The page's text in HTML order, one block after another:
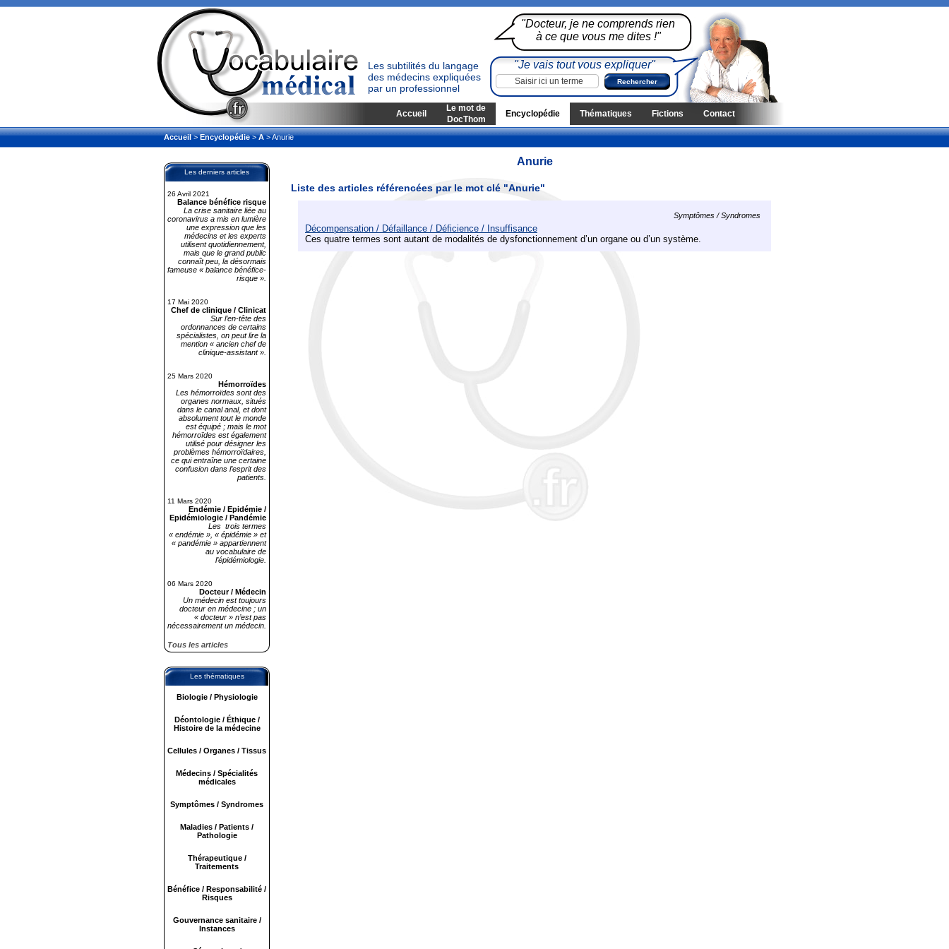
Les subtilités du langage
des médecins expliquées
par un professionnel
"Docteur, je ne comprends rien
à ce que vous me dites !"
"Je vais tout vous expliquer"
Accueil
Le mot de
DocThom
Encyclopédie Thématiques Fictions Contact
Accueil>Encyclopédie>A> Anurie
Les derniers articles
26 Avril 2021
Balance bénéfice risque
La crise sanitaire liée au
coronavirus a mis en lumière
une expression que les
médecins et les experts
utilisent quotidiennement,
mais que le grand public
connaît peu, la désormais
fameuse « balance bénéfice-
risque ».
17 Mai 2020
Chef de clinique / Clinicat
Sur l’en-tête des
ordonnances de certains
spécialistes, on peut lire la
mention « ancien chef de
clinique-assistant ».
25 Mars 2020
Hémorroïdes
Les hémorroïdes sont des
organes normaux, situés
dans le canal anal, et dont
absolument tout le monde
est équipé ; mais le mot
hémorroïdes est également
utilisé pour désigner les
problèmes hémorroïdaires,
ce qui entraîne une certaine
confusion dans l’esprit des
patients.
11 Mars 2020
Endémie / Epidémie /
Epidémiologie / Pandémie
Les trois termes
« endémie », « épidémie » et
« pandémie » appartiennent
au vocabulaire de
l’épidémiologie.
06 Mars 2020
Docteur / Médecin
Un médecin est toujours
docteur en médecine ; un
« docteur » n’est pas
nécessairement un médecin.
Tous les articles
Les thématiques
Biologie / Physiologie
Déontologie / Éthique /
Histoire de la médecine
Cellules / Organes / Tissus
Médecins / Spécialités
médicales
Symptômes / Syndromes
Maladies / Patients /
Pathologie
Thérapeutique /
Traitements
Bénéfice / Responsabilité /
Risques
Gouvernance sanitaire /
Instances
Anurie
Liste des articles référencées par le mot clé "Anurie"
Symptômes / Syndromes
Décompensation / Défaillance / Déficience / Insuffisance
Ces quatre termes sont autant de modalités de dysfonctionnement d’un organe ou d’un système.